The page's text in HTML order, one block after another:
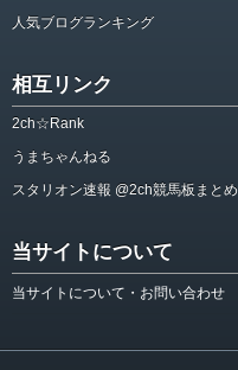
人気ブログランキング
相互リンク
2ch☆Rank
うまちゃんねる
スタリオン速報 @2ch競馬板まとめ
当サイトについて
当サイトについて・お問い合わせ